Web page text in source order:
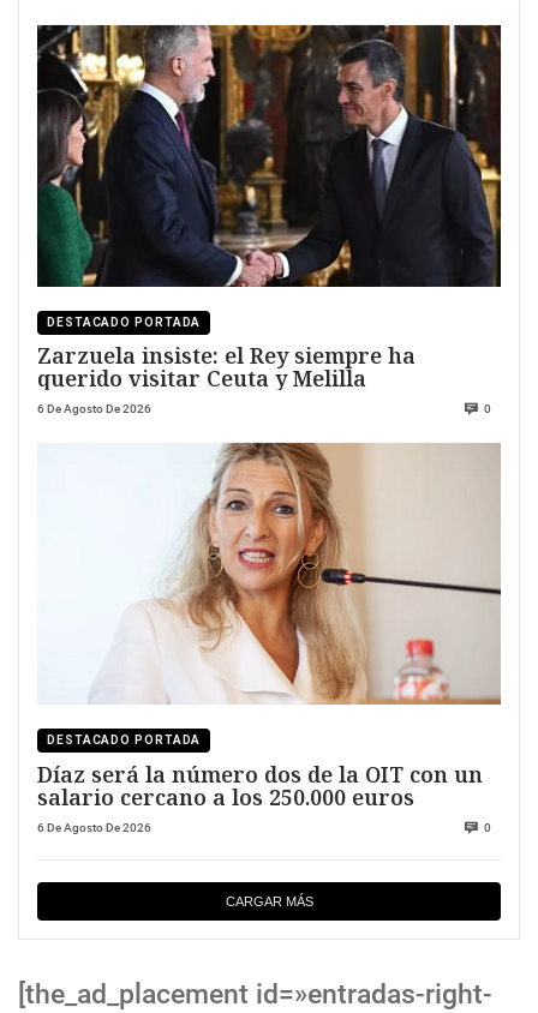
DESTACADO PORTADA
Zarzuela insiste: el Rey siempre ha
querido visitar Ceuta y Melilla
6 De Agosto De 2026 0
DESTACADO PORTADA
Díaz será la número dos de la OIT con un
salario cercano a los 250.000 euros
6 De Agosto De 2026 0
CARGAR MÁS
[the_ad_placement id=»entradas-right-